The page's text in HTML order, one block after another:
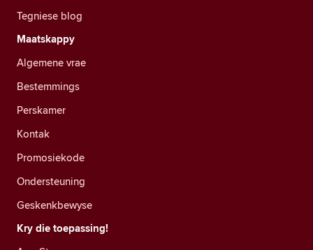
Tegniese blog
Maatskappy
Algemene vrae
Bestemmings
Perskamer
Kontak
Promosiekode
Ondersteuning
Geskenkbewyse
Kry die toepassing!